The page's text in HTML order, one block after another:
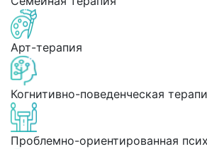
Арт-терапия
Когнитивно-поведенческая
Проблемно-ориентированная